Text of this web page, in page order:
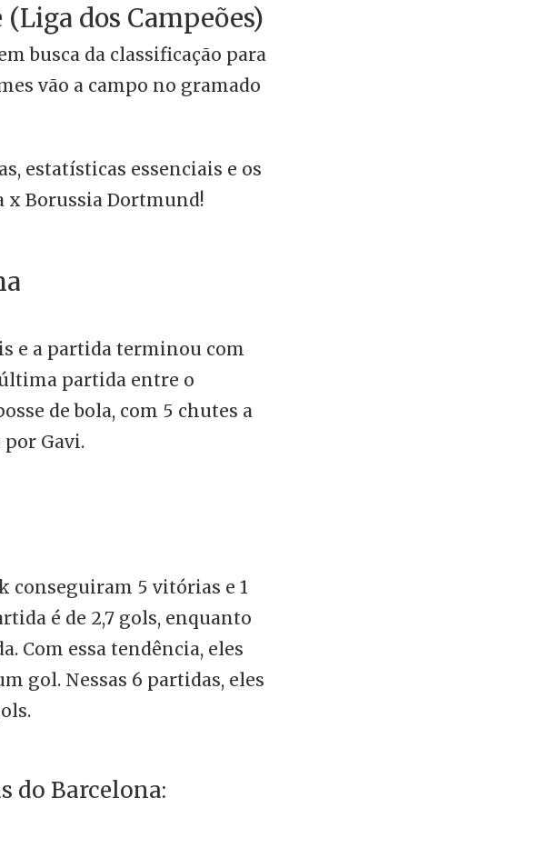
dos Campeões)
busca da classificação para
vão a campo no gramado
estatísticas essenciais e os
x Borussia Dortmund!
e a partida terminou com
última partida entre o
de bola, com 5 chutes a
Gavi.
conseguiram 5 vitórias e 1
é de 2,7 gols, enquanto
Com essa tendência, eles
gol. Nessas 6 partidas, eles
do Barcelona: